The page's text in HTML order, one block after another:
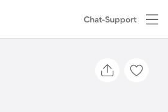
Chat-Support